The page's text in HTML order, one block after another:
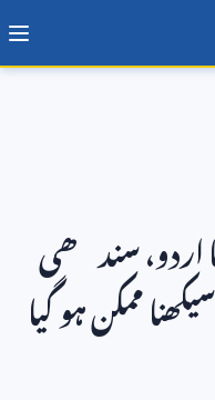
اردو، سندھی
ممکن ہو گیا